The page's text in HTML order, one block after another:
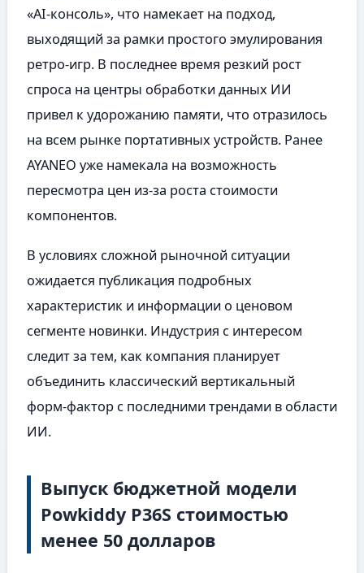
«AI-консоль», что намекает на подход,
выходящий за рамки простого эмулирования
ретро-игр. В последнее время резкий рост
спроса на центры обработки данных ИИ
привел к удорожанию памяти, что отразилось
на всем рынке портативных устройств. Ранее
AYANEO уже намекала на возможность
пересмотра цен из-за роста стоимости
компонентов.
В условиях сложной рыночной ситуации
ожидается публикация подробных
характеристик и информации о ценовом
сегменте новинки. Индустрия с интересом
следит за тем, как компания планирует
объединить классический вертикальный
форм-фактор с последними трендами в области
ИИ.
Выпуск бюджетной модели
Powkiddy P36S стоимостью
менее 50 долларов